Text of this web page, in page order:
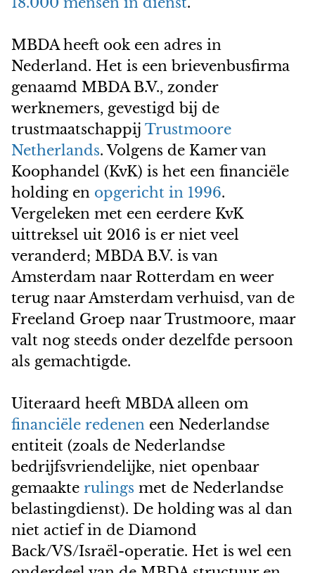
MBDA heeft ook een adres in
Nederland. Het is een brievenbusfirma
genaamd MBDA B.V., zonder
werknemers, gevestigd bij de
trustmaatschappij Trustmoore
Netherlands. Volgens de Kamer van
Koophandel (KvK) is het een financiële
holding en opgericht in 1996.
Vergeleken met een eerdere KvK
uittreksel uit 2016 is er niet veel
veranderd; MBDA B.V. is van
Amsterdam naar Rotterdam en weer
terug naar Amsterdam verhuisd, van de
Freeland Groep naar Trustmoore, maar
valt nog steeds onder dezelfde persoon
als gemachtigde.
Uiteraard heeft MBDA alleen om
financiële redenen een Nederlandse
entiteit (zoals de Nederlandse
bedrijfsvriendelijke, niet openbaar
gemaakte rulings met de Nederlandse
belastingdienst). De holding was al dan
niet actief in de Diamond
Back/VS/Israël-operatie. Het is wel een